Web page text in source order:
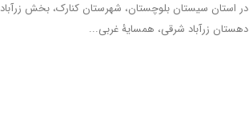
در استان سیستان بلوچستان، شهرستان کنارک، بخش
دهستان زرآباد شرقی، همسایۀ غربی...